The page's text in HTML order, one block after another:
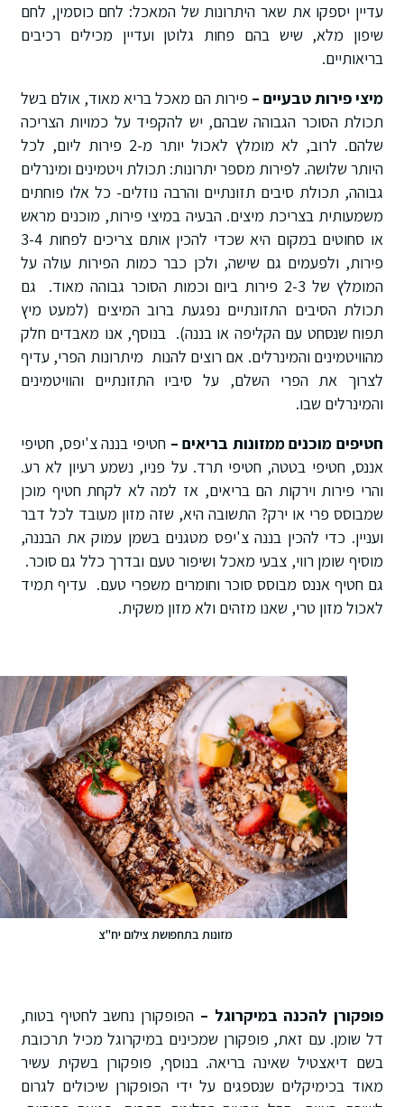
עדיין יספקו את שאר היתרונות של המאכל: לחם כוסמין, לחם
שיפון מלא, שיש בהם פחות גלוטן ועדיין מכילים רכיבים
בריאותיים.
מיצי פירות טבעיים – פירות הם מאכל בריא מאוד, אולם בשל
תכולת הסוכר הגבוהה שבהם, יש להקפיד על כמויות הצריכה
שלהם. לרוב, לא מומלץ לאכול יותר מ-2 פירות ליום, לכל
היותר שלושה. לפירות מספר יתרונות: תכולת ויטמינים ומינרלים
גבוהה, תכולת סיבים תזונתיים והרבה נוזלים- כל אלו פוחתים
משמעותית בצריכת מיצים. הבעיה במיצי פירות, מוכנים מראש
או סחוטים במקום היא שכדי להכין אותם צריכים לפחות 3-4
פירות, ולפעמים גם שישה, ולכן כבר כמות הפירות עולה על
המומלץ של 2-3 פירות ביום וכמות הסוכר גבוהה מאוד. גם
תכולת הסיבים התזונתיים נפגעת ברוב המיצים (למעט מיץ
תפוח שנסחט עם הקליפה או בננה). בנוסף, אנו מאבדים חלק
מהוויטמינים והמינרלים. אם רוצים להנות מיתרונות הפרי, עדיף
לצרוך את הפרי השלם, על סיביו התזונתיים והוויטמינים
והמינרלים שבו.
חטיפים מוכנים ממזונות בריאים – חטיפי בננה צ'יפס, חטיפי
אננס, חטיפי בטטה, חטיפי תרד. על פניו, נשמע רעיון לא רע.
והרי פירות וירקות הם בריאים, אז למה לא לקחת חטיף מוכן
שמבוסס פרי או ירק? התשובה היא, שזה מזון מעובד לכל דבר
ועניין. כדי להכין בננה צ'יפס מטגנים בשמן עמוק את הבננה,
מוסיף שומן רווי, צבעי מאכל ושיפור טעם ובדרך כלל גם סוכר.
גם חטיף אננס מבוסס סוכר וחומרים משפרי טעם. עדיף תמיד
לאכול מזון טרי, שאנו מזהים ולא מזון משקית.
מזונות בתחפושת צילום יח"צ
פופקורן להכנה במיקרוגל – הפופקורן נחשב לחטיף בטוח,
דל שומן. עם זאת, פופקורן שמכינים במיקרוגל מכיל תרכובת
בשם דיאצטיל שאינה בריאה. בנוסף, פופקורן בשקית עשיר
מאוד בכימיקלים שנספגים על ידי הפופקורן שיכולים לגרום